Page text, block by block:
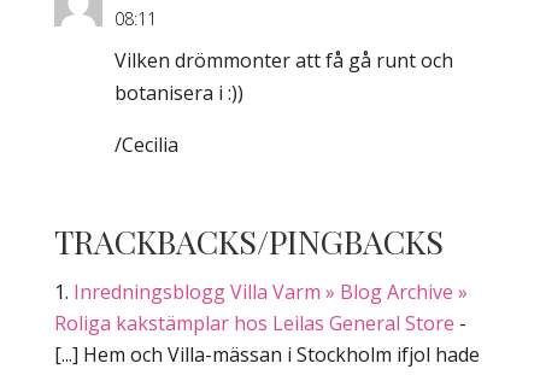
08:11
Vilken drömmonter att få gå runt och
botanisera i :))
/Cecilia
TRACKBACKS/PINGBACKS
Inredningsblogg Villa Varm » Blog Archive »
Roliga kakstämplar hos Leilas General Store -
[...] Hem och Villa-mässan i Stockholm ifjol hade